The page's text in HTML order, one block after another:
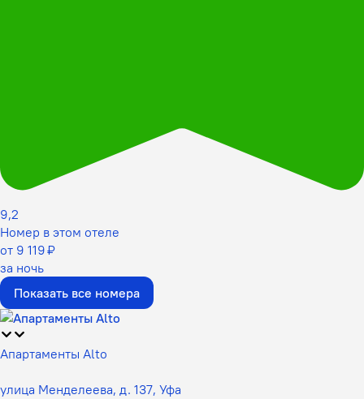
9,2
Номер в этом отеле
от 9 119 ₽
за ночь
Показать все номера
Апартаменты Alto
улица Менделеева, д. 137, Уфа